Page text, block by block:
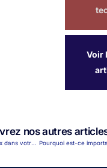
Voir
nos autres
Et si vous acceptiez les animaux dans votre location saisonnière ?